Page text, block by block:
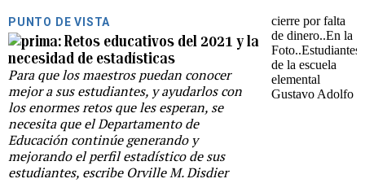
PUNTO DE VISTA
Retos educativos del 2021 y la
necesidad de estadísticas
Para que los maestros puedan conocer
mejor a sus estudiantes, y ayudarlos con
los enormes retos que les esperan, se
necesita que el Departamento de
Educación continúe generando y
mejorando el perfil estadístico de sus
estudiantes, escribe Orville M. Disdier